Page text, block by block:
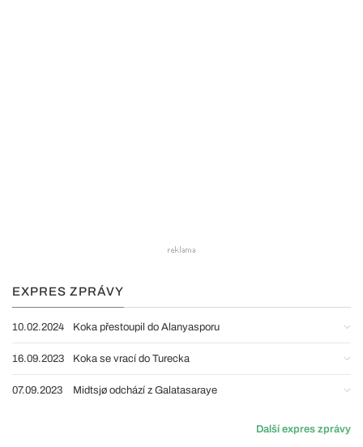
EXPRES ZPRÁVY
10.02.2024 Koka přestoupil do Alanyasporu
16.09.2023 Koka se vrací do Turecka
07.09.2023 Midtsjø odchází z Galatasaraye
Další expres zprávy